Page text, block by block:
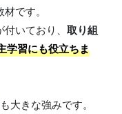
です。
いており、 取り組
学習にも役立ちま
も大きな強みです。